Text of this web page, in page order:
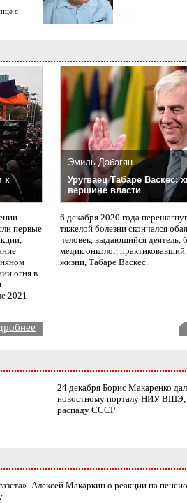
с
к
первые
огня в
2021
Эмиль Дабагян
Уругваец Табаре Васкес:
вершине власти
6 декабря 2020 года
тяжелой болезни скончался
человек, выдающийся деятель,
медик онколог,
жизни, Табаре Васкес.
24 декабря Борис Макаренко
новостному порталу НИУ ВШЭ,
распаду СССР
Алексей Макаркин о реакции на